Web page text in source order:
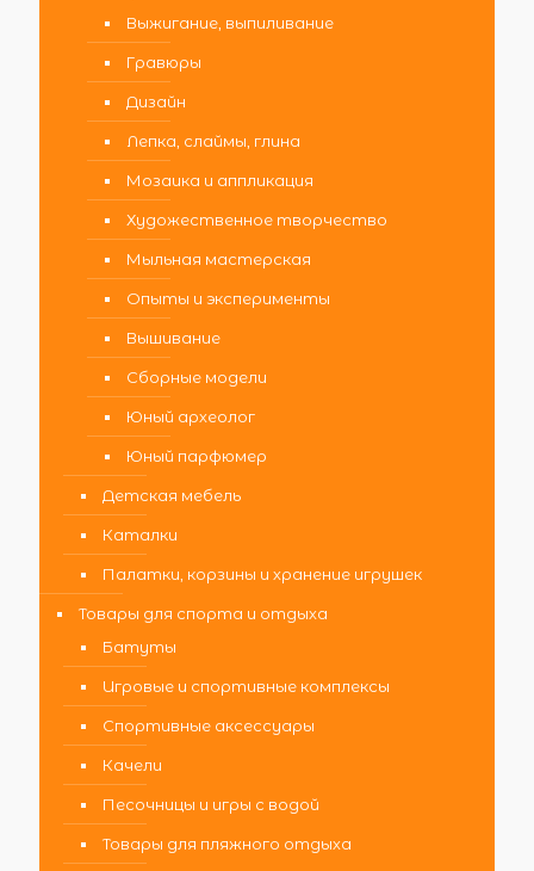
Выжигание, выпиливание
Гравюры
Дизайн
Лепка, слаймы, глина
Мозаика и аппликация
Художественное творчество
Мыльная мастерская
Опыты и эксперименты
Вышивание
Сборные модели
Юный археолог
Юный парфюмер
Детская мебель
Каталки
Палатки, корзины и хранение игрушек
Товары для спорта и отдыха
Батуты
Игровые и спортивные комплексы
Спортивные аксессуары
Качели
Песочницы и игры с водой
Товары для пляжного отдыха